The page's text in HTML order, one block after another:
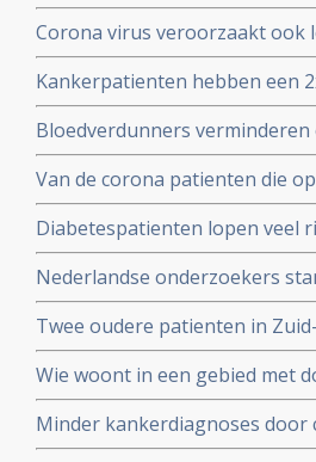
het corona virus.
gerandomiseerd onderzoek. ]
Corona virus veroorzaakt ook
de ACE2-receptoren en
onderzoekers aan de
Kankerpatienten hebben een
virus blijkt uit studie in
Bloedverdunners
corona virus die een SOHA
hadden bij opname op de
Van de corona patienten die
32 procent mensen met
Diabetespatienten lopen veel
eerste Nederlandse
Nederlandse onderzoekers
patienten die besmet zijn met
Twee oudere patienten in
corona virus door
Wie woont in een gebied met
groter risico op overlijden aan
zuiverder lucht
Minder kankerdiagnoses door
effecten op langere termijn